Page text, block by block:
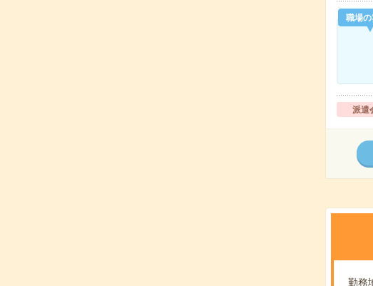
職場
派遣
勤務